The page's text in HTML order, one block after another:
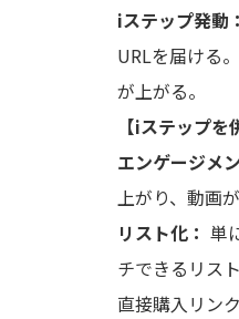
iステップ発動：
URLを届ける
が上がる。
【iステップを
エンゲージメ
上がり、動画
リスト化： 単
チできるリス
直接購入リン